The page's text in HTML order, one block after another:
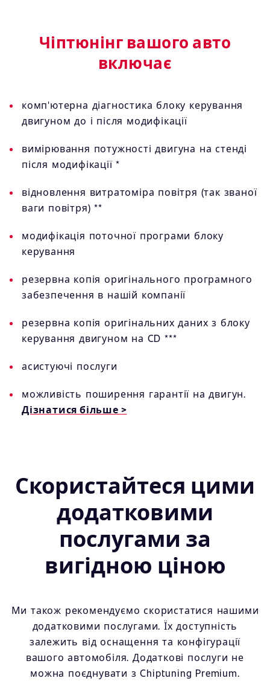
Чіптюнінг вашого авто
включає
комп'ютерна діагностика блоку керування
двигуном до і після модифікації
вимірювання потужності двигуна на стенді
після модифікації *
відновлення витратоміра повітря (так званої
ваги повітря) **
модифікація поточної програми блоку
керування
резервна копія оригінального програмного
забезпечення в нашій компанії
резервна копія оригінальних даних з блоку
керування двигуном на CD ***
асистуючі послуги
можливість поширення гарантії на двигун.
Дізнатися більше >
Скористайтеся цими
додатковими
послугами за
вигідною ціною
Ми також рекомендуємо скористатися нашими
додатковими послугами. Їх доступність
залежить від оснащення та конфігурації
вашого автомобіля. Додаткові послуги не
можна поєднувати з Chiptuning Premium.